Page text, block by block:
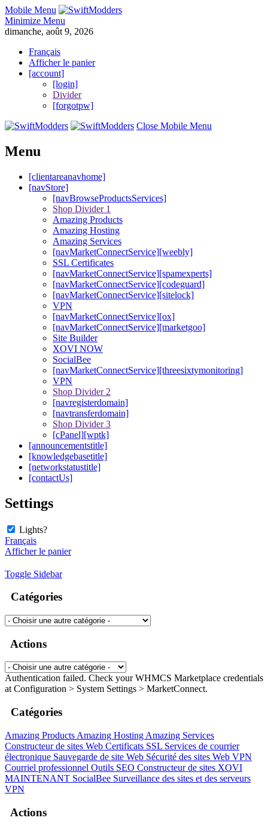
Mobile Menu
Minimize Menu
dimanche, août 9, 2026
Français
Afficher le panier
[account]
[login]
Divider
[forgotpw]
Close Mobile Menu
Menu
[clientareanavhome]
[navStore]
[navBrowseProductsServices]
Shop Divider 1
Amazing Products
Amazing Hosting
Amazing Services
[navMarketConnectService][weebly]
SSL Certificates
[navMarketConnectService][spamexperts]
[navMarketConnectService][codeguard]
[navMarketConnectService][sitelock]
VPN
[navMarketConnectService][ox]
[navMarketConnectService][marketgoo]
Site Builder
XOVI NOW
SocialBee
[navMarketConnectService][threesixtymonitoring]
VPN
Shop Divider 2
[navregisterdomain]
[navtransferdomain]
Shop Divider 3
[cPanel][wptk]
[announcementstitle]
[knowledgebasetitle]
[networkstatustitle]
[contactUs]
Settings
Lights?
Français
Afficher le panier
Toggle Sidebar
Catégories
Actions
Authentication failed. Check your WHMCS Marketplace credentials
at Configuration > System Settings > MarketConnect.
Catégories
Amazing Products Amazing Hosting Amazing Services
Constructeur de sites Web Certificats SSL Services de courrier
électronique Sauvegarde de site Web Sécurité des sites Web VPN
Courriel professionnel Outils SEO Constructeur de sites XOVI
MAINTENANT SocialBee Surveillance des sites et des serveurs
VPN
Actions